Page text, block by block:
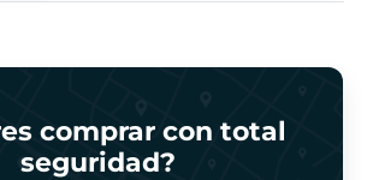
comprar con total
seguridad?